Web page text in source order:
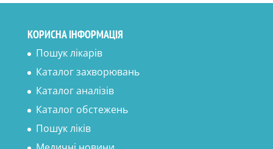
КОРИСНА ІНФОРМАЦІЯ
Пошук лікарів
Каталог захворювань
Каталог аналізів
Каталог обстежень
Пошук ліків